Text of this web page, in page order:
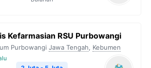
Kefarmasian RSU Purbowangi
Purbowangi Jawa Tengah, Kebumen